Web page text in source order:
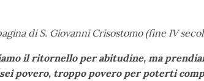
di S. Giovanni Crisostomo (fine IV
il ritornello per abitudine, ma
sei povero, troppo povero per poterti